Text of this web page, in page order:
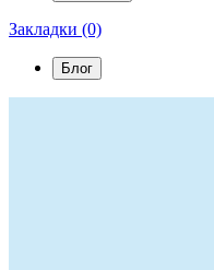
Закладки (0)
Блог